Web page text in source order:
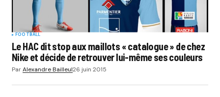
FOOTBALL
Le HAC dit stop aux maillots « catalogue » de chez
Nike et décide de retrouver lui-même ses couleurs
ParAlexandre Bailleul26 juin 2015